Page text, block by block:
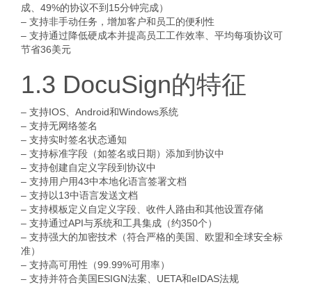
成、49%的协议不到15分钟完成）
– 支持非手动任务，增加客户和员工的便利性
– 支持通过降低硬成本并提高员工工作效率、平均每项协议可
节省36美元
1.3 DocuSign的特征
– 支持IOS、Android和Windows系统
– 支持无网络签名
– 支持实时签名状态通知
– 支持标准字段（如签名或日期）添加到协议中
– 支持创建自定义字段到协议中
– 支持用户用43中本地化语言签署文档
– 支持以13中语言发送文档
– 支持模板定义自定义字段、收件人路由和其他设置存储
– 支持通过API与系统和工具集成（约350个）
– 支持强大的加密技术（符合严格的美国、欧盟和全球安全标
准）
– 支持高可用性（99.99%可用率）
– 支持并符合美国ESIGN法案、UETA和eIDAS法规